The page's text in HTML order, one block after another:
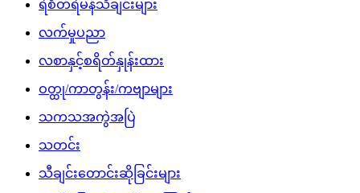
ရဲစိတ်ရဲမန်သီချင်းများ
လက်မှုပညာ
လစာနှင့်စရိတ်နှုန်းထား
ဝတ္ထု/ကာတွန်း/ကဗျာများ
သကသအကွဲအပြဲ
သတင်း
သီချင်းတောင်းဆိုခြင်းများ